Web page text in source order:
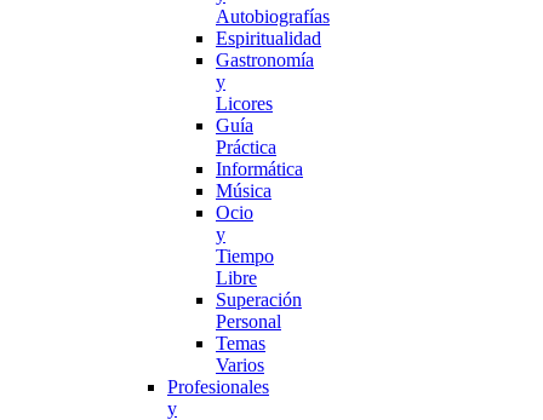
Autobiografías
Espiritualidad
Gastronomía
y
Licores
Guía
Práctica
Informática
Música
Ocio
y
Tiempo
Libre
Superación
Personal
Temas
Varios
Profesionales
y